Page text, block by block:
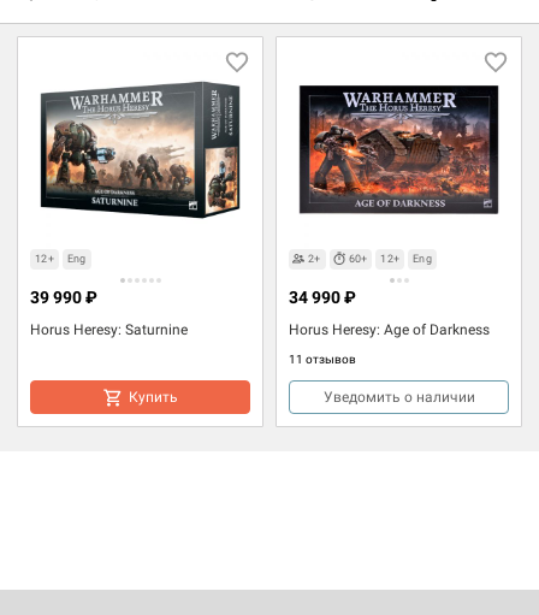
12+ Eng
Horus Heresy: Saturnine
39 990 ₽
Купить
2+ 60+ 12+ Eng
Horus Heresy: Age of Darkness
11 отзывов
34 990 ₽
Уведомить о наличии